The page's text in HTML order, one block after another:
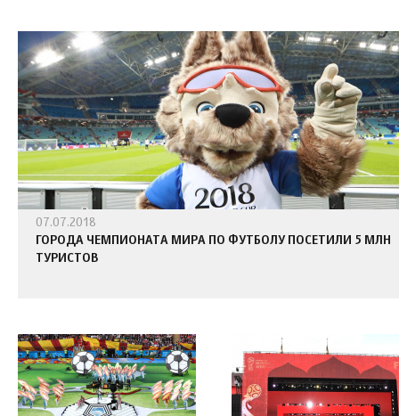
07.07.2018
ГОРОДА ЧЕМПИОНАТА МИРА ПО ФУТБОЛУ ПОСЕТИЛИ 5 МЛН
ТУРИСТОВ